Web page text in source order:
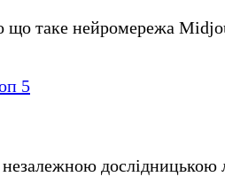
таке нейромережа
5